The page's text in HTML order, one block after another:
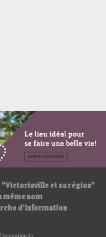
et sa région”
même nom
d’information